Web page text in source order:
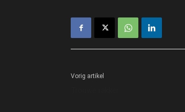
Vorig artikel